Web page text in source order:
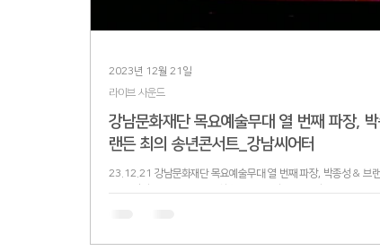
강남문화재단 목요예술무대 열 번째 파장, 박
랜든 최의 송년콘서트_강남씨어터
23.12.21 강남문화재단 목요예술무대 열 번째 파장, 박종성 & 브랜
라이브 사운드
2023년 12월 21일